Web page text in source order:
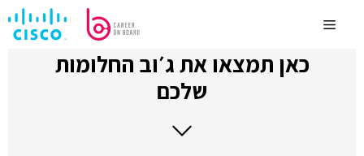
לתוכןMenu
כאן תמצאו את ג׳וב החלומות
שלכם